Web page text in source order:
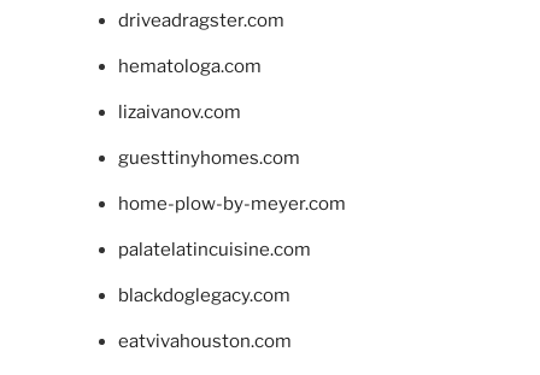
driveadragster.com
hematologa.com
lizaivanov.com
guesttinyhomes.com
home-plow-by-meyer.com
palatelatincuisine.com
blackdoglegacy.com
eatvivahouston.com